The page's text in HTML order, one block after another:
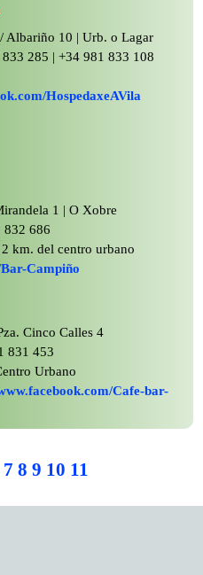
Albariño 10 | Urb. o Lagar
285 | +34 981 833 108
HospedaxeAVila
1 | O Xobre
832 686
km. del centro urbano
Campiño
Cinco Calles 4
831 453
Urbano
Cafe-bar-
7 8 9 10 11